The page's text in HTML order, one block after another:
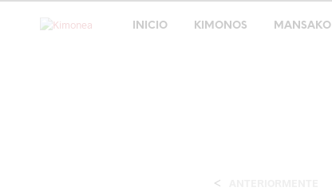
INICIO KIMONOS MANSAKO
<